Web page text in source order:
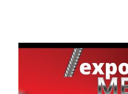
quinta a sábado - 10h / 19h